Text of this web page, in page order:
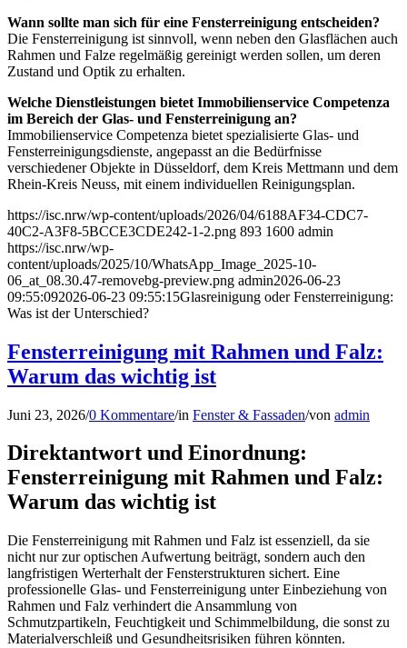
Wann sollte man sich für eine Fensterreinigung entscheiden?
Die Fensterreinigung ist sinnvoll, wenn neben den Glasflächen auch
Rahmen und Falze regelmäßig gereinigt werden sollen, um deren
Zustand und Optik zu erhalten.
Welche Dienstleistungen bietet Immobilienservice Competenza
im Bereich der Glas- und Fensterreinigung an?
Immobilienservice Competenza bietet spezialisierte Glas- und
Fensterreinigungsdienste, angepasst an die Bedürfnisse
verschiedener Objekte in Düsseldorf, dem Kreis Mettmann und dem
Rhein-Kreis Neuss, mit einem individuellen Reinigungsplan.
https://isc.nrw/wp-content/uploads/2026/04/6188AF34-CDC7-
40C2-A3F8-5BCCE3CDE242-1-2.png 893 1600 admin
https://isc.nrw/wp-
content/uploads/2025/10/WhatsApp_Image_2025-10-
06_at_08.30.47-removebg-preview.png admin2026-06-23
09:55:092026-06-23 09:55:15Glasreinigung oder Fensterreinigung:
Was ist der Unterschied?
Fensterreinigung mit Rahmen und Falz:
Warum das wichtig ist
Juni 23, 2026/0 Kommentare/in Fenster & Fassaden/von admin
Direktantwort und Einordnung:
Fensterreinigung mit Rahmen und Falz:
Warum das wichtig ist
Die Fensterreinigung mit Rahmen und Falz ist essenziell, da sie
nicht nur zur optischen Aufwertung beiträgt, sondern auch den
langfristigen Werterhalt der Fensterstrukturen sichert. Eine
professionelle Glas- und Fensterreinigung unter Einbeziehung von
Rahmen und Falz verhindert die Ansammlung von
Schmutzpartikeln, Feuchtigkeit und Schimmelbildung, die sonst zu
Materialverschleiß und Gesundheitsrisiken führen könnten.